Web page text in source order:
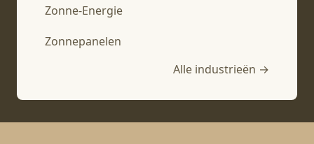
Zonne-Energie
Zonnepanelen
Alle industrieën →